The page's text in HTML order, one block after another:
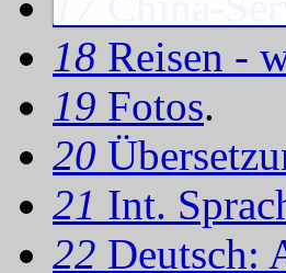
18 Reisen -
19 Fotos.
20
21 Int.
22 Deutsch: